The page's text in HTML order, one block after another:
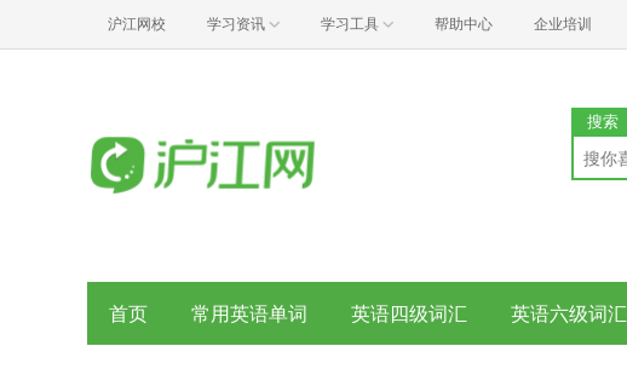
沪江网校 学习资讯 学习工具 帮助中心 企业培训
搜索
首页 常用英语单词 英语四级词汇 英语六级词汇